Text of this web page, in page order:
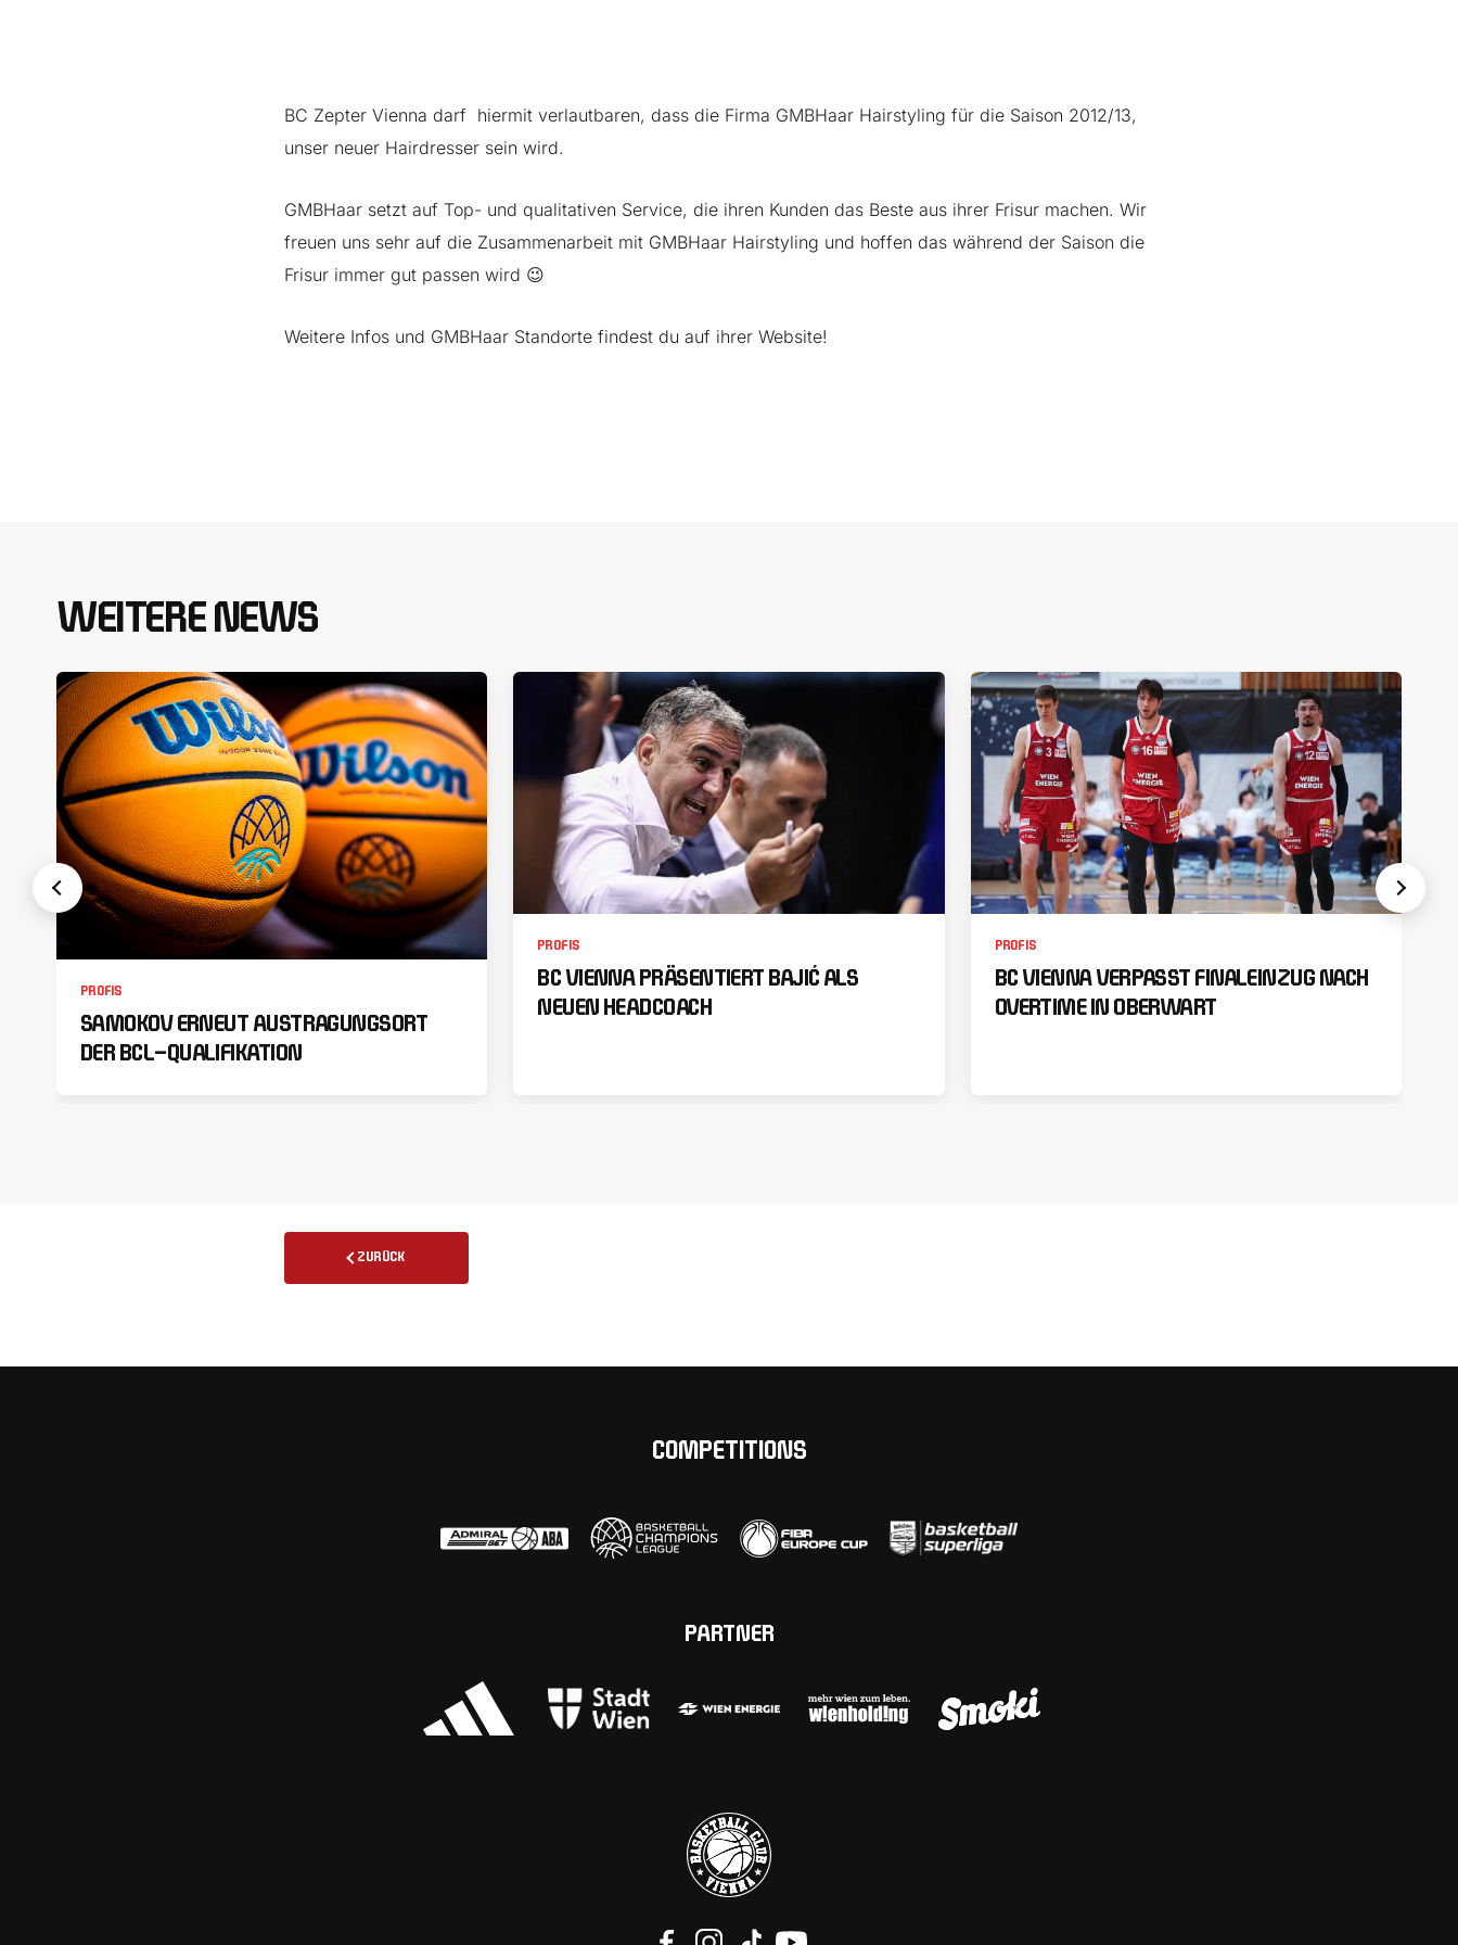
BC Zepter Vienna darf hiermit verlautbaren, dass die Firma GMBHaar Hairstyling für die Saison 2012/13,
unser neuer Hairdresser sein wird.
GMBHaar setzt auf Top- und qualitativen Service, die ihren Kunden das Beste aus ihrer Frisur machen. Wir
freuen uns sehr auf die Zusammenarbeit mit GMBHaar Hairstyling und hoffen das während der Saison die
Frisur immer gut passen wird 😉
Weitere Infos und GMBHaar Standorte findest du auf ihrer Website!
WEITERE NEWS
PROFIS
SAMOKOV ERNEUT AUSTRAGUNGSORT
DER BCL-QUALIFIKATION
PROFIS
BC VIENNA PRÄSENTIERT BAJIĆ ALS
NEUEN HEADCOACH
PROFIS
BC VIENNA VERPASST FINALEINZUG NACH
OVERTIME IN OBERWART
ZURÜCK
COMPETITIONS
PARTNER